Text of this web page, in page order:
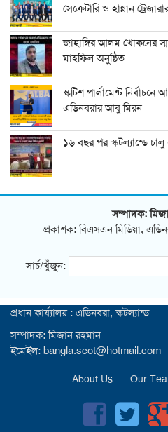
সেক্রেটারি ও হান্নান
জাহাঙ্গির আলম খোকনের
মাহফিল অনুষ্ঠিত
স্কটিশ পার্লামেন্ট
এডিনবরার আবু মিরন
১৬ বছর পর স্কটল্যান্ডে
সম্পাদক:
প্রকাশক: বিএসএন মিডিয়া,
সার্চ/খুঁজুন:
প্রধান কার্য্যালয় : এডিনবরা, স্কটল্যান্ড
সম্পাদক: মিজান রহমান
ইমেইল: bangla.scot@hotmail.com
About Us Our